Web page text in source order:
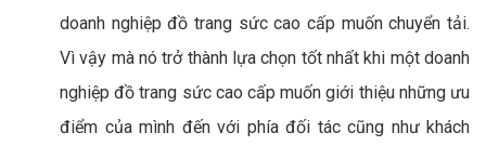
doanh nghiệp đồ trang sức cao cấp muốn chuyển tải.
Vì vậy mà nó trở thành lựa chọn tốt nhất khi một doanh
nghiệp đồ trang sức cao cấp muốn giới thiệu những ưu
điểm của mình đến với phía đối tác cũng như khách